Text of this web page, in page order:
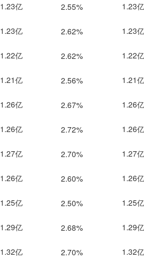
1.23亿 2.55% 1.23亿
1.23亿 2.62% 1.23亿
1.22亿 2.62% 1.22亿
1.21亿 2.56% 1.21亿
1.26亿 2.67% 1.26亿
1.26亿 2.72% 1.26亿
1.27亿 2.70% 1.27亿
1.26亿 2.60% 1.26亿
1.25亿 2.50% 1.25亿
1.29亿 2.68% 1.29亿
1.32亿 2.70% 1.32亿